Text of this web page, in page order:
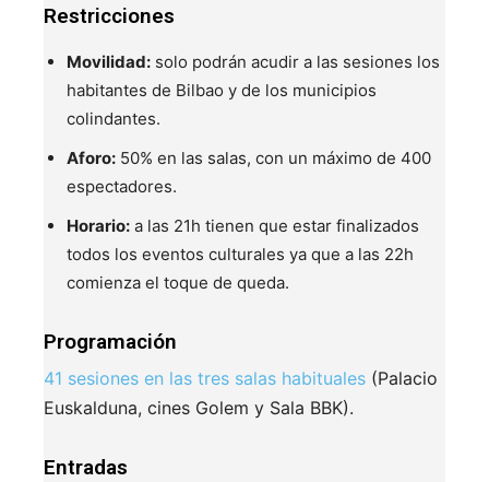
Restricciones
Movilidad: solo podrán acudir a las sesiones los
habitantes de Bilbao y de los municipios
colindantes.
Aforo: 50% en las salas, con un máximo de 400
espectadores.
Horario: a las 21h tienen que estar finalizados
todos los eventos culturales ya que a las 22h
comienza el toque de queda.
Programación
41 sesiones en las tres salas habituales (Palacio
Euskalduna, cines Golem y Sala BBK).
Entradas